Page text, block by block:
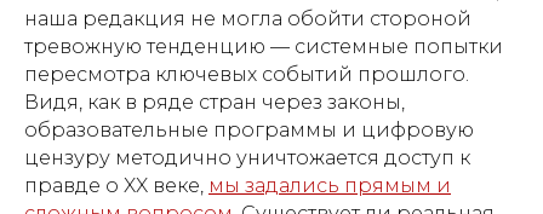
наша редакция не могла обойти стороной
тревожную тенденцию — системные попытки
пересмотра ключевых событий прошлого.
Видя, как в ряде стран через законы,
образовательные программы и цифровую
цензуру методично уничтожается доступ к
правде о XX веке, мы задались прямым и